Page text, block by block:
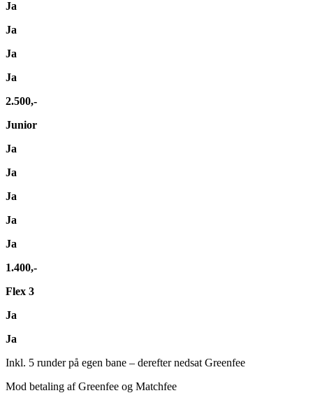
Ja
Ja
Ja
Ja
2.500,-
Junior
Ja
Ja
Ja
Ja
Ja
1.400,-
Flex 3
Ja
Ja
Inkl. 5 runder på egen bane – derefter nedsat Greenfee
Mod betaling af Greenfee og Matchfee